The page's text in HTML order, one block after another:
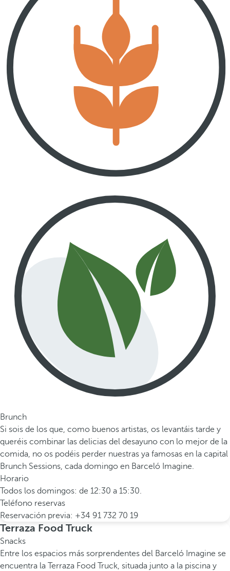
Brunch
Si sois de los que, como buenos artistas, os levantáis tarde y
queréis combinar las delicias del desayuno con lo mejor de la
comida, no os podéis perder nuestras ya famosas en la capital
Brunch Sessions, cada domingo en Barceló Imagine.
Horario
Todos los domingos: de 12:30 a 15:30.
Teléfono reservas
Reservación previa: +34 91 732 70 19
Terraza Food Truck
Snacks
Entre los espacios más sorprendentes del Barceló Imagine se
encuentra la Terraza Food Truck, situada junto a la piscina y